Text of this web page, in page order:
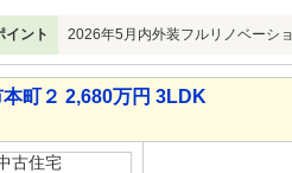
イント 2026年5月内外装フルリノベー
町２ 2,680万円 3LDK
古住宅